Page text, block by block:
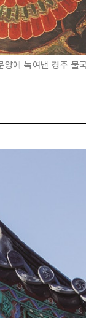
양에 녹여낸 경주